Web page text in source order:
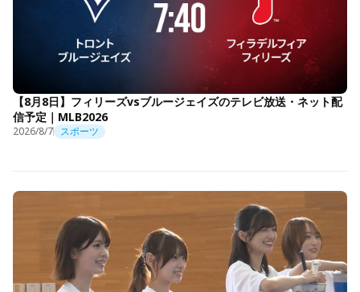
【8月8日】フィリーズvsブルージェイズのテレビ放送・ネット配
信予定｜MLB2026
2026/8/7 スポーツ